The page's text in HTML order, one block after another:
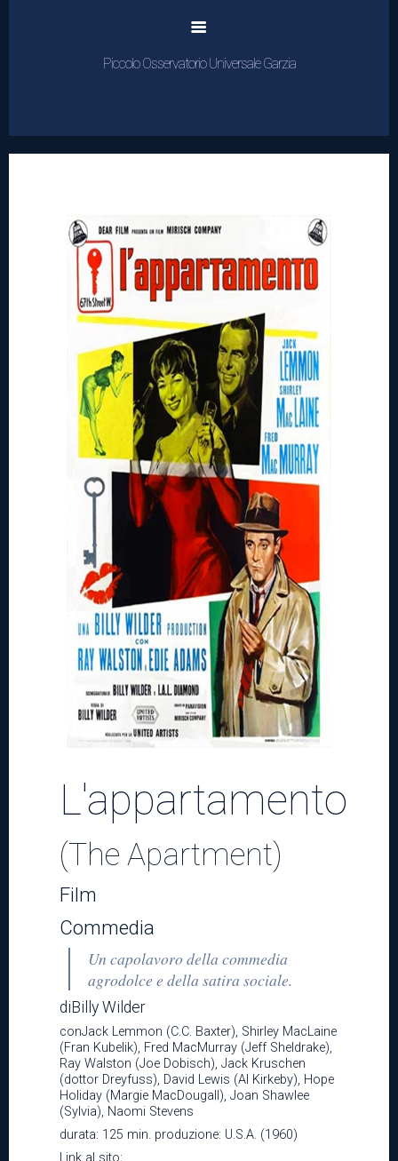
Piccolo Osservatorio Universale Garzia
Cinema
Rassegne
Teatro
News
Informazioni
Trasparenza
L'appartamento
(The Apartment)
Film
Commedia
Un capolavoro della commedia
agrodolce e della satira sociale.
diBilly Wilder
conJack Lemmon (C.C. Baxter), Shirley MacLaine
(Fran Kubelik), Fred MacMurray (Jeff Sheldrake),
Ray Walston (Joe Dobisch), Jack Kruschen
(dottor Dreyfuss), David Lewis (Al Kirkeby), Hope
Holiday (Margie MacDougall), Joan Shawlee
(Sylvia), Naomi Stevens
durata: 125 min. produzione: U.S.A. (1960)
Link al sito: